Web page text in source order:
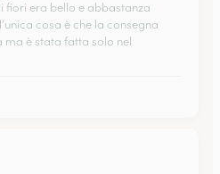
fiori era bello e abbastanza
cosa è che la consegna
ma è stata fatta solo nel